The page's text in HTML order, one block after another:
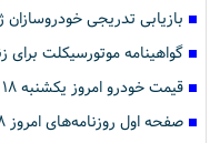
بازیابی تدریجی خودروسازان
گواهینامه موتورسیکلت
قیمت خودرو امروز یکشنبه ۱۸ مرداد ۱۴۰۵
صفحه اول روزنامه‌های امروز ۱۸ مرداد